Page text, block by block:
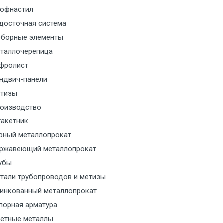
за МКАД
за МКАД
за МКАД
за МКАД
за МКАД
с транспортным
с транспортным
с транспортным
система
элементы
панели
металлопрокат
металлопрокат
трубопроводов и метизы
металлопрокат
арматура
металлы